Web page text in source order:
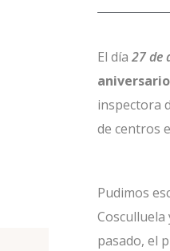
El día 27 de
aniversario
inspectora
de centros
Pudimos
pasado, el